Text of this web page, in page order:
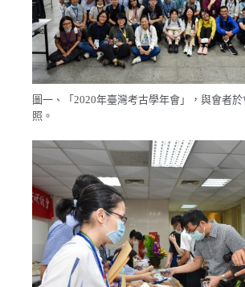
圖一、「2020年臺灣考古學年會」，與會者
照。